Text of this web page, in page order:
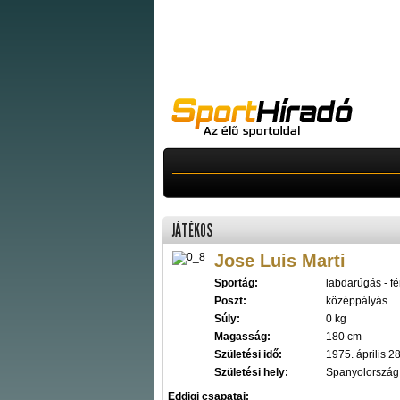
JÁTÉKOS
Jose Luis Marti
Sportág:
labdarúgás -
Poszt:
középpályás
Súly:
0 kg
Magasság:
180 cm
Születési idő:
1975. április
Születési hely:
Spanyolország
Eddigi csapatai: